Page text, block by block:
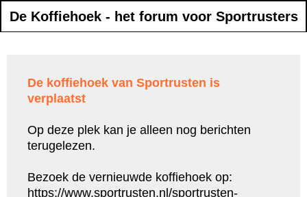
De Koffiehoek - het forum voor Sportrusters
De koffiehoek van Sportrusten is
verplaatst
Op deze plek kan je alleen nog berichten
terugelezen.
Bezoek de vernieuwde koffiehoek op:
https://www.sportrusten.nl/sportrusten-